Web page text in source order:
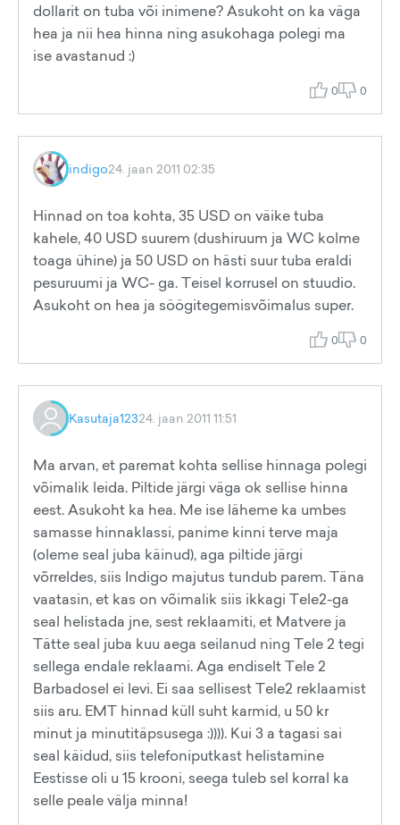
dollarit on tuba või inimene? Asukoht on ka väga
hea ja nii hea hinna ning asukohaga polegi ma
ise avastanud :)
0 0
indigo24. jaan 2011 02:35
Hinnad on toa kohta, 35 USD on väike tuba
kahele, 40 USD suurem (dushiruum ja WC kolme
toaga ühine) ja 50 USD on hästi suur tuba eraldi
pesuruumi ja WC- ga. Teisel korrusel on stuudio.
Asukoht on hea ja söögitegemisvõimalus super.
0 0
Kasutaja12324. jaan 2011 11:51
Ma arvan, et paremat kohta sellise hinnaga polegi
võimalik leida. Piltide järgi väga ok sellise hinna
eest. Asukoht ka hea. Me ise läheme ka umbes
samasse hinnaklassi, panime kinni terve maja
(oleme seal juba käinud), aga piltide järgi
võrreldes, siis Indigo majutus tundub parem. Täna
vaatasin, et kas on võimalik siis ikkagi Tele2-ga
seal helistada jne, sest reklaamiti, et Matvere ja
Tätte seal juba kuu aega seilanud ning Tele 2 tegi
sellega endale reklaami. Aga endiselt Tele 2
Barbadosel ei levi. Ei saa sellisest Tele2 reklaamist
siis aru. EMT hinnad küll suht karmid, u 50 kr
minut ja minutitäpsusega :)))). Kui 3 a tagasi sai
seal käidud, siis telefoniputkast helistamine
Eestisse oli u 15 krooni, seega tuleb sel korral ka
selle peale välja minna!